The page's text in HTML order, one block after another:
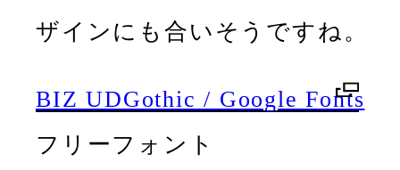
ザインにも合いそうですね。
BIZ UDGothic / Google Fonts
フリーフォント